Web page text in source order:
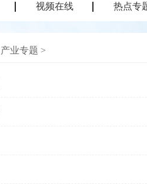
视频在线 热点专
产业专题 >